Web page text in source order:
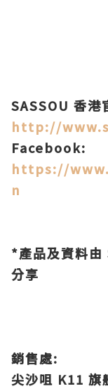
SASSOU 香港
http://
Facebook:
https://
n
*產品及資料由
分享
銷售處:
尖沙咀 K11